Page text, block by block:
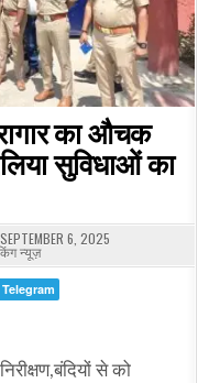
का औचक
सुविधाओं का
SEPTEMBER 6, 2025
न्यूज़
Telegram
से को